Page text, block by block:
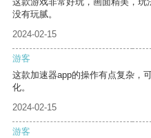
没有玩腻。
2024-02-15
游客
这款加速器app的操作有点复杂，
化。
2024-02-15
游客